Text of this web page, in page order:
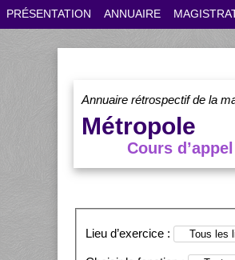
PRÉSENTATION ANNUAIRE
Annuaire rétrospectif de la
Métropole
Cours d’appel
Lieu d’exercice :